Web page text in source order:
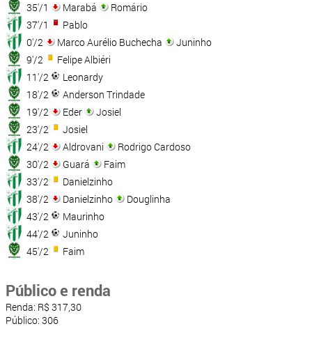
35'/1
Marabá
Romário
37'/1
Pablo
0'/2
Marco Aurélio Buchecha
Juninho
9'/2
Felipe Albiéri
11'/2
Leonardy
18'/2
Anderson Trindade
19'/2
Eder
Josiel
23'/2
Josiel
24'/2
Aldrovani
Rodrigo Cardoso
30'/2
Guará
Faim
33'/2
Danielzinho
38'/2
Danielzinho
Douglinha
43'/2
Maurinho
44'/2
Juninho
45'/2
Faim
Público e renda
Renda: R$ 317,30
Público: 306